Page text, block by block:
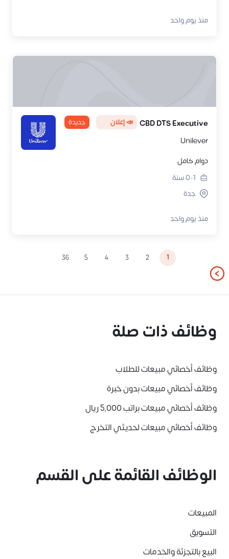
منذ يوم واحد
CBD DTS Executive 📣 إعلان جديدة
Unilever
دوام كامل
0-1سنة
جدة
منذ يوم واحد
1
2
3
4
5
36
وظائف ذات صلة
وظائف أخصائي مبيعات للطلاب
وظائف أخصائي مبيعات بدون خبرة
وظائف أخصائي مبيعات براتب 5,000 ريال
وظائف أخصائي مبيعات لحديثي التخرج
الوظائف القائمة على القسم
المبيعات
التسويق
البيع بالتجزئة والخدمات